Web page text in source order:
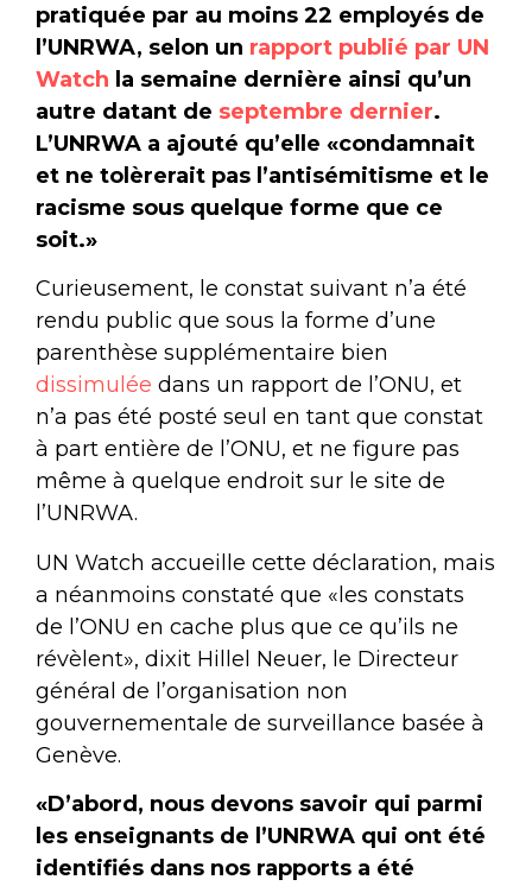
pratiquée par au moins 22 employés de
l’UNRWA, selon un rapport publié par UN
Watch la semaine dernière ainsi qu’un
autre datant de septembre dernier.
L’UNRWA a ajouté qu’elle «condamnait
et ne tolèrerait pas l’antisémitisme et le
racisme sous quelque forme que ce
soit.»
Curieusement, le constat suivant n’a été
rendu public que sous la forme d’une
parenthèse supplémentaire bien
dissimulée dans un rapport de l’ONU, et
n’a pas été posté seul en tant que constat
à part entière de l’ONU, et ne figure pas
même à quelque endroit sur le site de
l’UNRWA.
UN Watch accueille cette déclaration, mais
a néanmoins constaté que «les constats
de l’ONU en cache plus que ce qu’ils ne
révèlent», dixit Hillel Neuer, le Directeur
général de l’organisation non
gouvernementale de surveillance basée à
Genève.
«D’abord, nous devons savoir qui parmi
les enseignants de l’UNRWA qui ont été
identifiés dans nos rapports a été